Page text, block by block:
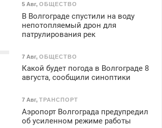
5 Авг, ОБЩЕСТВО
В Волгограде спустили на воду
непотопляемый дрон для
патрулирования рек
7 Авг, ОБЩЕСТВО
Какой будет погода в Волгограде 8
августа, сообщили синоптики
7 Авг, ТРАНСПОРТ
Аэропорт Волгограда предупредил
об усиленном режиме работы